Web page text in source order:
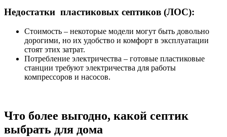
Недостатки пластиковых септиков (ЛОС):
Стоимость – некоторые модели могут быть довольно
дорогими, но их удобство и комфорт в эксплуатации
стоят этих затрат.
Потребление электричества – готовые пластиковые
станции требуют электричества для работы
компрессоров и насосов.
Что более выгодно, какой септик
выбрать для дома